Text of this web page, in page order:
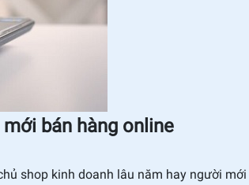
bán hàng online
shop kinh doanh lâu năm hay người